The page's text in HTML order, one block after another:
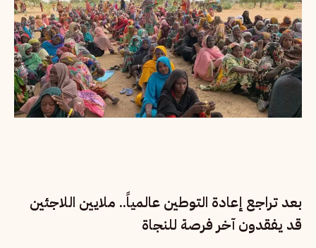
بعد تراجع إعادة التوطين عالمياً.. ملايين اللاجئين
قد يفقدون آخر فرصة للنجاة